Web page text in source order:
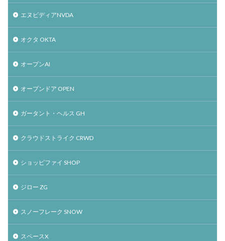
エヌビディアNVDA
オクタ OKTA
オープンAI
オープンドア OPEN
ガータント・ヘルス GH
クラウドストライク CRWD
ショッピファイ SHOP
ジロー ZG
スノーフレーク SNOW
スペースX